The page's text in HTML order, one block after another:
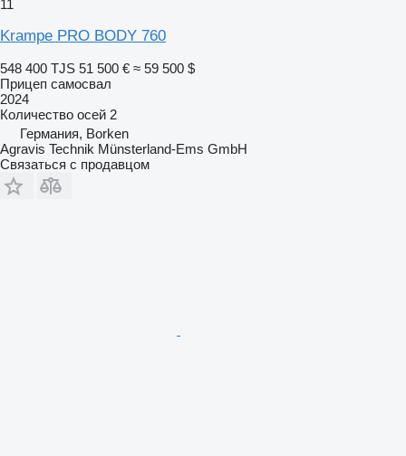
11
Krampe PRO BODY 760
548 400 TJS 51 500 € ≈ 59 500 $
Прицеп самосвал
2024
Количество осей 2
Германия, Borken
Agravis Technik Münsterland-Ems GmbH
Связаться с продавцом